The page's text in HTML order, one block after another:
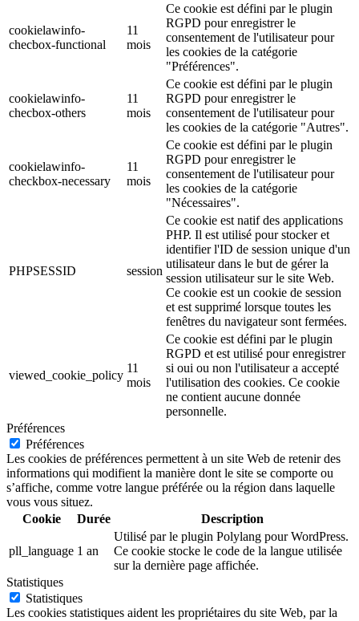
cookielawinfo-
checbox-functional
11
mois
Ce cookie est défini par le plugin
RGPD pour enregistrer le
consentement de l'utilisateur pour
les cookies de la catégorie
"Préférences".
cookielawinfo-
checbox-others
11
mois
Ce cookie est défini par le plugin
RGPD pour enregistrer le
consentement de l'utilisateur pour
les cookies de la catégorie "Autres".
cookielawinfo-
checkbox-necessary
11
mois
Ce cookie est défini par le plugin
RGPD pour enregistrer le
consentement de l'utilisateur pour
les cookies de la catégorie
"Nécessaires".
PHPSESSID session
Ce cookie est natif des applications
PHP. Il est utilisé pour stocker et
identifier l'ID de session unique d'un
utilisateur dans le but de gérer la
session utilisateur sur le site Web.
Ce cookie est un cookie de session
et est supprimé lorsque toutes les
fenêtres du navigateur sont fermées.
viewed_cookie_policy
11
mois
Ce cookie est défini par le plugin
RGPD et est utilisé pour enregistrer
si oui ou non l'utilisateur a accepté
l'utilisation des cookies. Ce cookie
ne contient aucune donnée
personnelle.
Préférences
Préférences
Les cookies de préférences permettent à un site Web de retenir des
informations qui modifient la manière dont le site se comporte ou
s’affiche, comme votre langue préférée ou la région dans laquelle
vous vous situez.
Cookie
Durée Description
pll_language 1 an
Utilisé par le plugin Polylang pour WordPress.
Ce cookie stocke le code de la langue utilisée
sur la dernière page affichée.
Statistiques
Statistiques
Les cookies statistiques aident les propriétaires du site Web, par la